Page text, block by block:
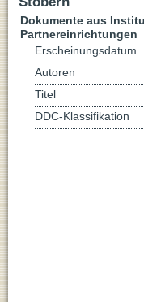
Dokumente aus
Partnereinrichtungen
Erscheinungsdatum
Autoren
Titel
DDC-Klassifikation